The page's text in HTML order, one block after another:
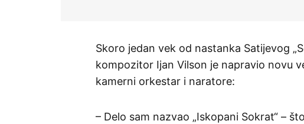
Skoro jedan vek od nastanka Satijevog
kompozitor Ijan Vilson je napravio novu
kamerni orkestar i naratore:
– Delo sam nazvao „Iskopani Sokrat“ –